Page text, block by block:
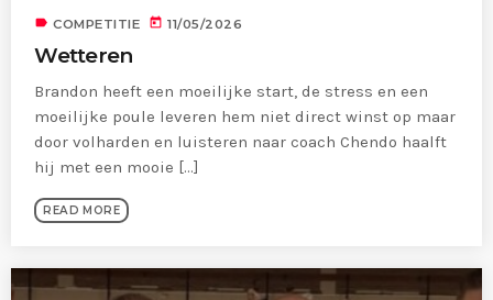
label COMPETITIE today 11/05/2026
Wetteren
Brandon heeft een moeilijke start, de stress en een
moeilijke poule leveren hem niet direct winst op maar
door volharden en luisteren naar coach Chendo haalft
hij met een mooie [...]
READ MORE